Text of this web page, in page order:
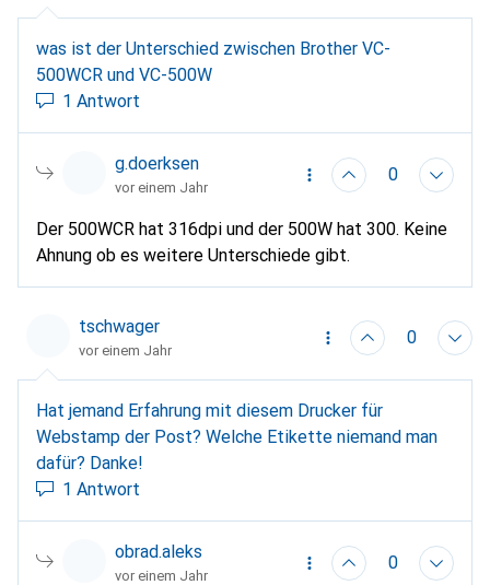
was ist der Unterschied zwischen Brother VC-
500WCR und VC-500W
1 Antwort
g.doerksen
vor einem Jahr
0
Der 500WCR hat 316dpi und der 500W hat 300. Keine
Ahnung ob es weitere Unterschiede gibt.
tschwager
vor einem Jahr
0
Hat jemand Erfahrung mit diesem Drucker für
Webstamp der Post? Welche Etikette niemand man
dafür? Danke!
1 Antwort
obrad.aleks
vor einem Jahr
0